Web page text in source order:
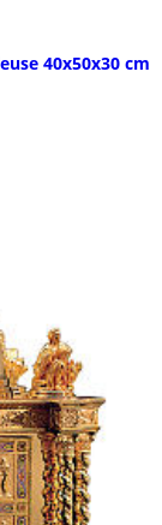
40x50x30 cm